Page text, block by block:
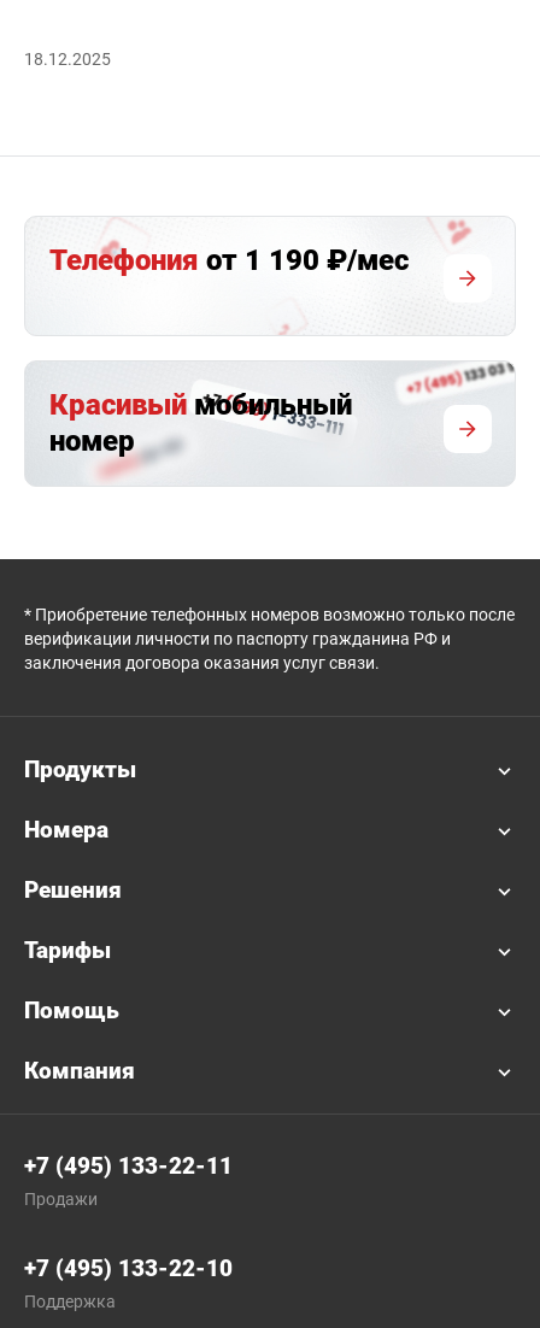
18.12.2025
Телефония от 1 190 ₽/мес
Красивый мобильный
номер
* Приобретение телефонных номеров возможно только после
верификации личности по паспорту гражданина РФ и
заключения договора оказания услуг связи.
Продукты
Номера
Решения
Тарифы
Помощь
Компания
+7 (495) 133-22-11
Продажи
+7 (495) 133-22-10
Поддержка